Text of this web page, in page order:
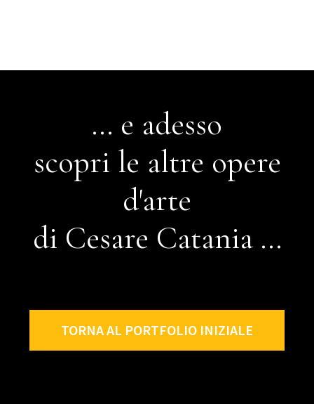
... e adesso
scopri le altre opere
d'arte
di Cesare Catania ...
TORNA AL PORTFOLIO INIZIALE